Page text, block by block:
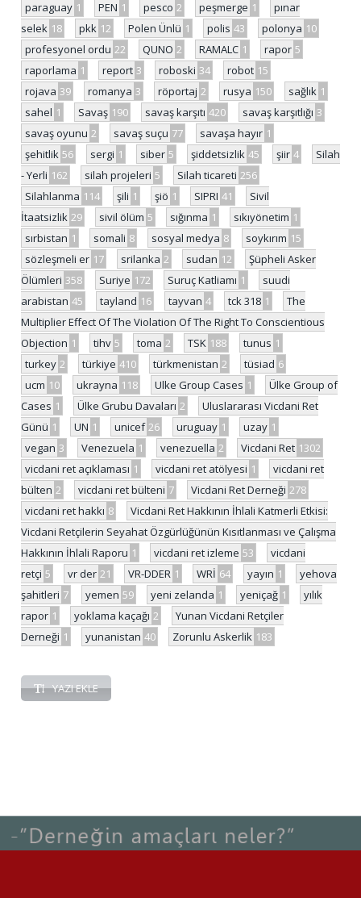
paraguay 1 PEN 1 pesco 2 peşmerge 1
pınar
selek 18 pkk 12 Polen Ünlü 1 polis 43 polonya 10
profesyonel ordu 22 QUNO 2 RAMALC 1 rapor 5
raporlama 1 report 3 roboski 34 robot 15
rojava 39 romanya 3 röportaj 2 rusya 150 sağlık 1
sahel 1 Savaş 190 savaş karşıtı 420 savaş karşıtlığı 3
savaş oyunu 2 savaş suçu 77 savaşa hayır 1
şehitlik 56 sergi 1 siber 5 şiddetsizlik 45 şiir 4
Silah
- Yerli 162 silah projeleri 5 Silah ticareti 256
Silahlanma 114 şili 1 şiö 1 SIPRI 41
Sivil
İtaatsizlik 29 sivil ölüm 5 sığınma 1 sıkıyönetim 1
sırbistan 1 somali 8 sosyal medya 8 soykırım 15
sözleşmeli er 17 srilanka 2 sudan 12
Şüpheli Asker
Ölümleri 358 Suriye 172 Suruç Katliamı 1
suudi
arabistan 45 tayland 16 tayvan 4 tck 318 1
The
Multiplier Effect Of The Violation Of The Right To Conscientious
Objection 1 tihv 5 toma 2 TSK 188 tunus 1
turkey 2 türkiye 410 türkmenistan 2 tüsiad 6
ucm 10 ukrayna 118 Ulke Group Cases 1
Ülke Group of
Cases 1 Ülke Grubu Davaları 2
Uluslararası Vicdani Ret
Günü 1 UN 1 unicef 26 uruguay 1 uzay 1
vegan 3 Venezuela 1 venezuella 2 Vicdani Ret 1302
vicdani ret açıklaması 1 vicdani ret atölyesi 1
vicdani ret
bülten 2 vicdani ret bülteni 7 Vicdani Ret Derneği 278
vicdani ret hakkı 8
Vicdani Ret Hakkının İhlali Katmerli Etkisi:
Vicdani Retçilerin Seyahat Özgürlüğünün Kısıtlanması ve Çalışma
Hakkının İhlali Raporu 1 vicdani ret izleme 53
vicdani
retçi 5 vr der 21 VR-DDER 1 WRİ 64 yayın 1
yehova
şahitleri 7 yemen 59 yeni zelanda 1 yeniçağ 1
yılık
rapor 1 yoklama kaçağı 2
Yunan Vicdani Retçiler
Derneği 1 yunanistan 40 Zorunlu Askerlik 183
YAZI EKLE